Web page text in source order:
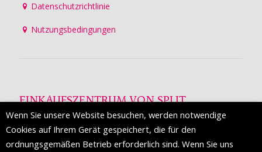
Datenschutzrichtlinie
Nutzungsbedingungen
EINKAUFSZENTRUM VON SPLIT
Die Mall of Split
ist ein prestigeträchtiges Einkaufsziel mit
etwa 200 Einzelhandelsmarken und einer Reihe von
Wenn Sie unsere Website besuchen, werden notwendige
Cookies auf Ihrem Gerät gespeichert, die für den
ordnungsgemäßen Betrieb erforderlich sind. Wenn Sie uns